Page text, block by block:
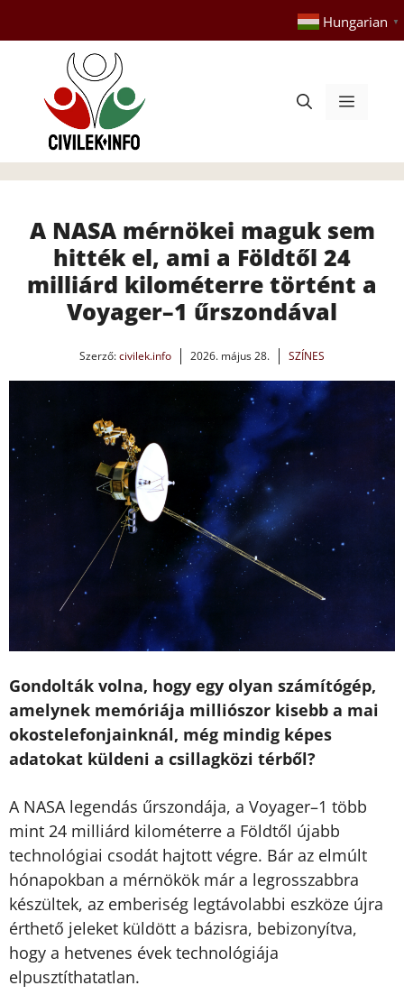
tartalomba
Hungarian ▼
Menü
A NASA mérnökei maguk sem
hitték el, ami a Földtől 24
milliárd kilométerre történt a
Voyager–1 űrszondával
Szerző:civilek.info 2026. május 28. SZÍNES
Gondolták volna, hogy egy olyan számítógép,
amelynek memóriája milliószor kisebb a mai
okostelefonjainknál, még mindig képes
adatokat küldeni a csillagközi térből?
A NASA legendás űrszondája, a Voyager–1 több
mint 24 milliárd kilométerre a Földtől újabb
technológiai csodát hajtott végre. Bár az elmúlt
hónapokban a mérnökök már a legrosszabbra
készültek, az emberiség legtávolabbi eszköze újra
érthető jeleket küldött a bázisra, bebizonyítva,
hogy a hetvenes évek technológiája
elpusztíthatatlan.